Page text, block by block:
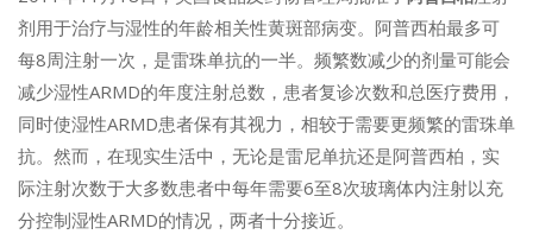
剂用于治疗与湿性的年龄相关性黄斑部病变。阿普西柏最多可
每8周注射一次，是雷珠单抗的一半。频繁数减少的剂量可能会
减少湿性ARMD的年度注射总数，患者复诊次数和总医疗费用，
同时使湿性ARMD患者保有其视力，相较于需要更频繁的雷珠单
抗。然而，在现实生活中，无论是雷尼单抗还是阿普西柏，实
际注射次数于大多数患者中每年需要6至8次玻璃体内注射以充
分控制湿性ARMD的情况，两者十分接近。